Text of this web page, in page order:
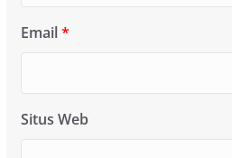
Email*
Situs Web